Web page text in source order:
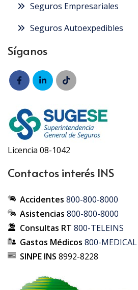
Seguros Empresariales
Seguros Autoexpedibles
Síganos
Licencia 08-1042
Contactos interés INS
Accidentes 800-800-8000
Asistencias 800-800-8000
Consultas RT 800-TELEINS
Gastos Médicos 800-MEDICAL
SINPE INS 8992-8228